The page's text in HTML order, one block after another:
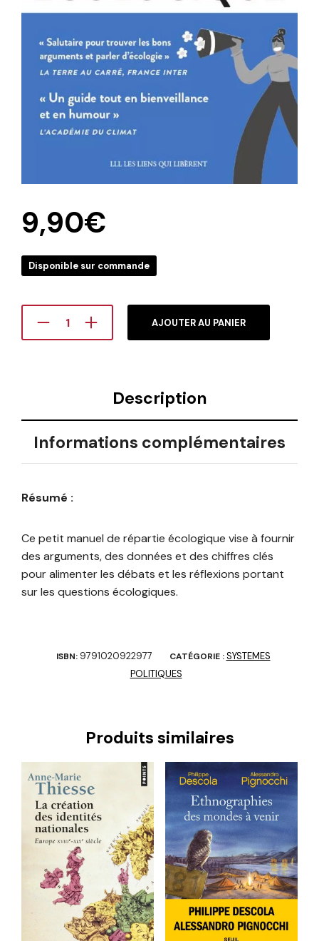
9,90€
Disponible sur commande
AJOUTER AU PANIER
Description
Informations complémentaires
Résumé :
Ce petit manuel de répartie écologique vise à fournir
des arguments, des données et des chiffres clés
pour alimenter les débats et les réflexions portant
sur les questions écologiques.
ISBN: 9791020922977 CATÉGORIE :SYSTEMES
POLITIQUES
Produits similaires